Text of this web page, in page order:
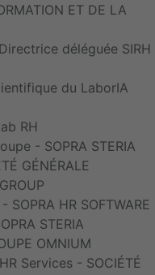
ET DE LA
déléguée SIRH
du LaborIA
RH
- SOPRA STERIA
GÉNÉRALE
HR SOFTWARE
STERIA
OMNIUM
Services - SOCIÉTÉ